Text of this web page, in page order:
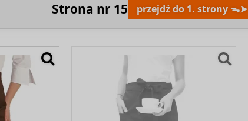
Strona nr 15 przejdź do 1. strony ᯓ➤